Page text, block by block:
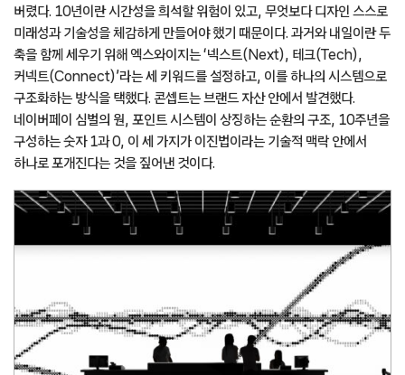
버렸다. 10년이란 시간성을 희석할 위험이 있고, 무엇보다 디자인 스스로
미래성과 기술성을 체감하게 만들어야 했기 때문이다. 과거와 내일이란 두
축을 함께 세우기 위해 엑스와이지는 ‘넥스트(Next), 테크(Tech),
커넥트(Connect)’라는 세 키워드를 설정하고, 이를 하나의 시스템으로
구조화하는 방식을 택했다. 콘셉트는 브랜드 자산 안에서 발견했다.
네이버페이 심벌의 원, 포인트 시스템이 상징하는 순환의 구조, 10주년을
구성하는 숫자 1과 0, 이 세 가지가 이진법이라는 기술적 맥락 안에서
하나로 포개진다는 것을 짚어낸 것이다.